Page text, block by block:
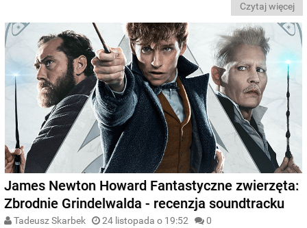
Czytaj więcej
James Newton Howard Fantastyczne zwierzęta:
Zbrodnie Grindelwalda - recenzja soundtracku
Tadeusz Skarbek 24 listopada o 19:52 0